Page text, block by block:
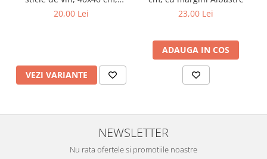
diferite culori
20,00 Lei
VEZI VARIANTE
23,00 Lei
ADAUGA IN COS
NEWSLETTER
Nu rata ofertele si promotiile noastre